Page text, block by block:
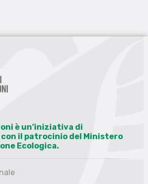
è un’iniziativa di
il patrocinio del Ministero
Ecologica.